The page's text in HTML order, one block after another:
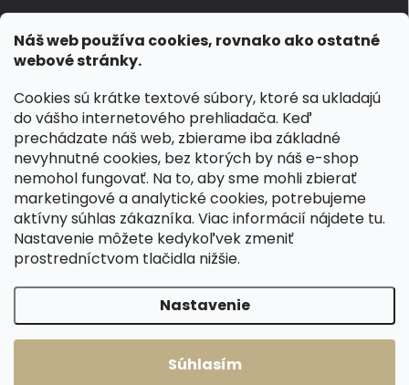
Náš web používa cookies, rovnako ako ostatné
webové stránky.
Cookies sú krátke textové súbory, ktoré sa ukladajú
do vášho internetového prehliadača. Keď
prechádzate náš web, zbierame iba základné
nevyhnutné cookies, bez ktorých by náš e-shop
nemohol fungovať. Na to, aby sme mohli zbierať
marketingové a analytické cookies, potrebujeme
aktívny súhlas zákazníka. Viac informácií nájdete tu.
Nastavenie môžete kedykoľvek zmeniť
prostredníctvom tlačidla nižšie.
Nastavenie
Súhlasím
Výroba českých kožených opaskov: vôňa pravej kože, dotyk
remesla
KONTAKT
dotazy@ spongr.cz
+420 776 663 962
https://www.facebook.com/spongr.cz
spongr.cz
Špongr.cz . Všetky práva vyhradené.